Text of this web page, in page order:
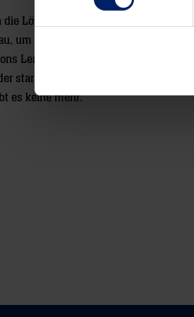
die Löwen ohnehin nicht. Nach einer
um sich auf die nächste Aufgabe
League auf MOL-Pick Szeged.
starken Abwehr des ungarischen
es keine mehr.